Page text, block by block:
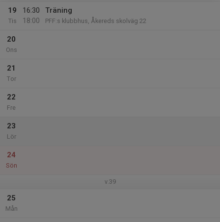
19
Tis
16:30
18:00
Träning
PFF:s klubbhus, Åkereds skolväg 22
20
Ons
21
Tor
22
Fre
23
Lör
24
Sön
v.39
25
Mån